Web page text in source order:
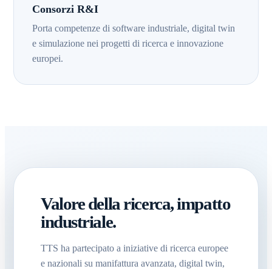
Consorzi R&I
Porta competenze di software industriale, digital twin
e simulazione nei progetti di ricerca e innovazione
europei.
Valore della ricerca, impatto
industriale.
TTS ha partecipato a iniziative di ricerca europee
e nazionali su manifattura avanzata, digital twin,